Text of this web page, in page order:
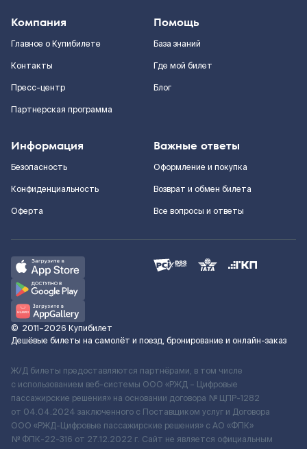
Компания
Главное о Купибилете
Контакты
Пресс-центр
Партнерская программа
Помощь
База знаний
Где мой билет
Блог
Информация
Безопасность
Конфиденциальность
Оферта
Важные ответы
Оформление и покупка
Возврат и обмен билета
Все вопросы и ответы
© 2011–2026 Купибилет
Дешёвые билеты на самолёт и поезд, бронирование и онлайн-заказ
Ж/Д билеты предоставляются партнёрами, в том числе
с использованием веб-системы ООО «РЖД – Цифровые
пассажирские решения» на основании договора № ЦПР-1282
от 04.04.2024 заключенного с Поставщиком услуг и Договора
ООО «РЖД-Цифровые пассажирские решения» c АО «ФПК»
№ ФПК-22-316 от 27.12.2022 г. Сайт не является официальным